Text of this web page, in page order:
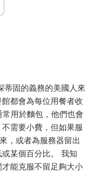
蒂固的義務的美國人來
都會為每位用餐者收
用於麵包，他們也會
需要小費，但如果服
，或者為服務器留出
某個百分比。 我知
能克服不留足夠大小